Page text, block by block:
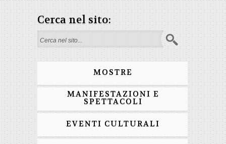
Cerca nel sito:
Search form
MOSTRE
MANIFESTAZIONI E
SPETTACOLI
EVENTI CULTURALI